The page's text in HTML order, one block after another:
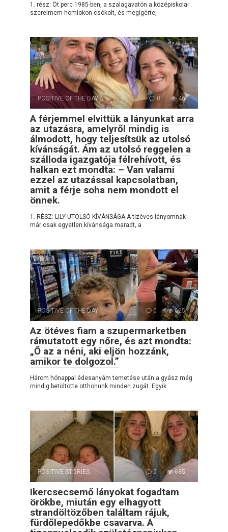
1. rész: Öt perc 1985-ben, a szalagavatón a középiskolai
szerelmem homlokon csókolt, és megígérte,
POSITIVE OF THE DAY 0 46
A férjemmel elvittük a lányunkat arra
az utazásra, amelyről mindig is
álmodott, hogy teljesítsük az utolsó
kívánságát. Ám az utolsó reggelen a
szálloda igazgatója félrehívott, és
halkan ezt mondta: – Van valami
ezzel az utazással kapcsolatban,
amit a férje soha nem mondott el
önnek.
1. RÉSZ: LILY UTOLSÓ KÍVÁNSÁGA A tízéves lányomnak
már csak egyetlen kívánsága maradt, a
POSITIVE OF THE DAY 0 625
Az ötéves fiam a szupermarketben
rámutatott egy nőre, és azt mondta:
„Ő az a néni, aki eljön hozzánk,
amikor te dolgozol.”
Három hónappal édesanyám temetése után a gyász még
mindig betöltötte otthonunk minden zugát. Egyik
POSITIVE STORIES 0 635
Ikercsecsemő lányokat fogadtam
örökbe, miután egy elhagyott
strandöltözőben találtam rájuk,
fürdőlepedőkbe csavarva. A